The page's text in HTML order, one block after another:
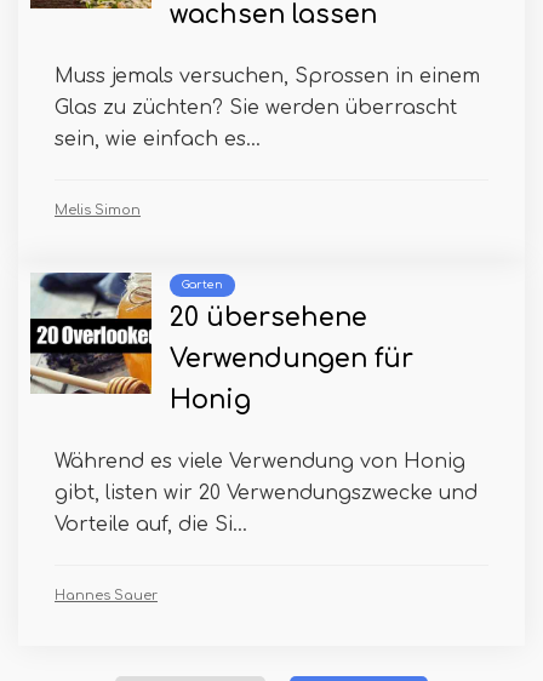
wachsen lassen
Muss jemals versuchen, Sprossen in einem
Glas zu züchten? Sie werden überrascht
sein, wie einfach es...
Melis Simon
Garten
20 übersehene
Verwendungen für
Honig
Während es viele Verwendung von Honig
gibt, listen wir 20 Verwendungszwecke und
Vorteile auf, die Si...
Hannes Sauer